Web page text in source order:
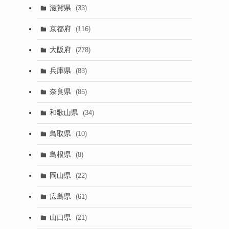
滋賀県 (33)
京都府 (116)
大阪府 (278)
兵庫県 (83)
奈良県 (85)
和歌山県 (34)
鳥取県 (10)
島根県 (8)
岡山県 (22)
広島県 (61)
山口県 (21)